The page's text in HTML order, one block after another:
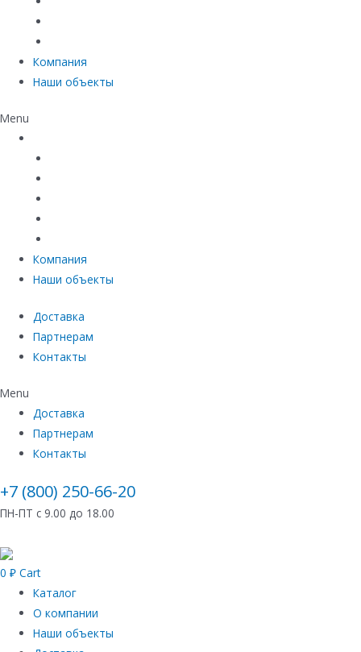
Компания
Наши объекты
Menu
Компания
Наши объекты
Доставка
Партнерам
Контакты
Menu
Доставка
Партнерам
Контакты
+7 (800) 250-66-20
ПН-ПТ с 9.00 до 18.00
0 ₽ Cart
Каталог
О компании
Наши объекты